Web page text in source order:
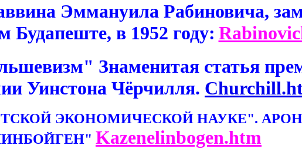
Эммануила Рабиновича,
Будапеште, в 1952 году:
Знаменитая статья
Уинстона Чёрчилля.
ЭКОНОМИЧЕСКОЙ НАУКЕ". АРОН
Kazenelinbogen.htm